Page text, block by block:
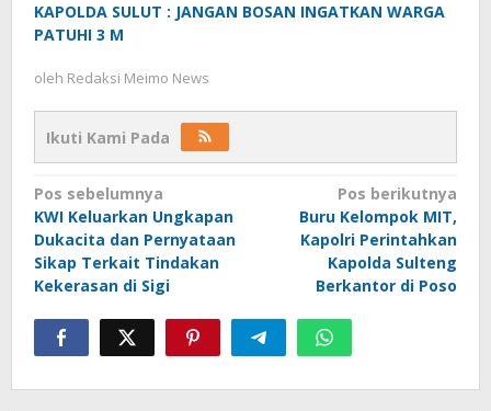
KAPOLDA SULUT : JANGAN BOSAN INGATKAN WARGA
PATUHI 3 M
oleh Redaksi Meimo News
Ikuti Kami Pada
Navigasi
pos
Pos sebelumnya
KWI Keluarkan Ungkapan
Dukacita dan Pernyataan
Sikap Terkait Tindakan
Kekerasan di Sigi
Pos berikutnya
Buru Kelompok MIT,
Kapolri Perintahkan
Kapolda Sulteng
Berkantor di Poso